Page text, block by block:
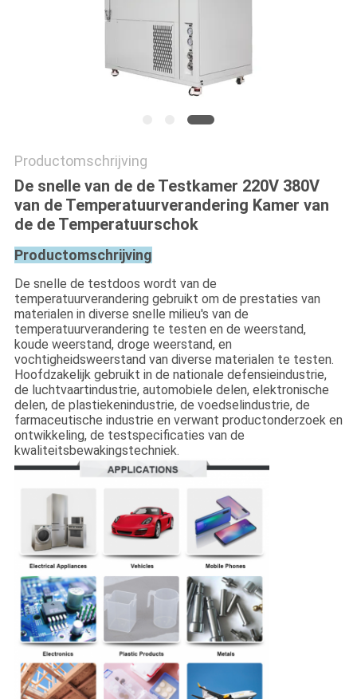
Productomschrijving
De snelle van de de Testkamer 220V 380V
van de Temperatuurverandering Kamer van
de de Temperatuurschok
Productomschrijving
De snelle de testdoos wordt van de
temperatuurverandering gebruikt om de prestaties van
materialen in diverse snelle milieu's van de
temperatuurverandering te testen en de weerstand,
koude weerstand, droge weerstand, en
vochtigheidsweerstand van diverse materialen te testen.
Hoofdzakelijk gebruikt in de nationale defensieindustrie,
de luchtvaartindustrie, automobiele delen, elektronische
delen, de plastiekenindustrie, de voedselindustrie, de
farmaceutische industrie en verwant productonderzoek en
ontwikkeling, de testspecificaties van de
kwaliteitsbewakingstechniek.